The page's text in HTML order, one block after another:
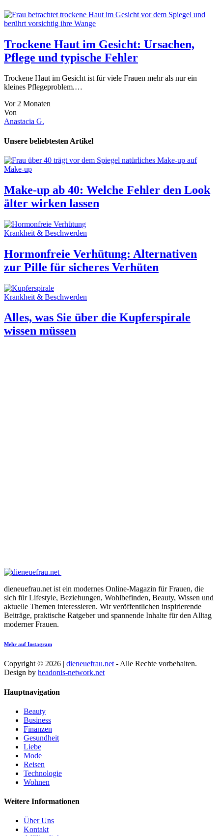
Trockene Haut im Gesicht: Ursachen,
Pflege und typische Fehler
Trockene Haut im Gesicht ist für viele Frauen mehr als nur ein
kleines Pflegeproblem.…
Vor 2 Monaten
Von
Anastacia G.
Unsere beliebtesten Artikel
Make-up
Make-up ab 40: Welche Fehler den Look
älter wirken lassen
Krankheit & Beschwerden
Hormonfreie Verhütung: Alternativen
zur Pille für sicheres Verhüten
Krankheit & Beschwerden
Alles, was Sie über die Kupferspirale
wissen müssen
dieneuefrau.net ist ein modernes Online-Magazin für Frauen, die
sich für Lifestyle, Beziehungen, Wohlbefinden, Beauty, Wissen und
aktuelle Themen interessieren. Wir veröffentlichen inspirierende
Beiträge, praktische Ratgeber und spannende Inhalte für den Alltag
moderner Frauen.
Mehr auf Instagram
Copyright © 2026 | dieneuefrau.net - Alle Rechte vorbehalten.
Design by headonis-network.net
Hauptnavigation
Beauty
Business
Finanzen
Gesundheit
Liebe
Mode
Reisen
Technologie
Wohnen
Weitere Informationen
Über Uns
Kontakt